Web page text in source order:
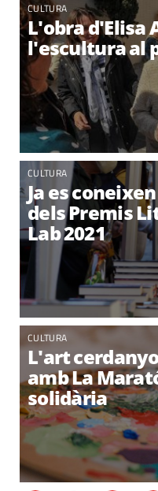
CULTURA
L'obra d'Elisa
l'escultura al
CULTURA
Ja es
dels Premis
Lab 2021
CULTURA
L'art
amb La
solidària